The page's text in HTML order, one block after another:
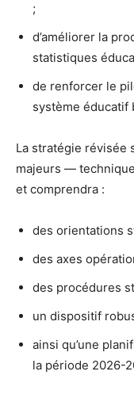
;
d’améliorer la
statistiques
de renforcer le
système éducatif
La stratégie révisée
majeurs —
et comprendra :
des orientations
des axes
des procédures
un dispositif
ainsi qu’une
la période 2026-